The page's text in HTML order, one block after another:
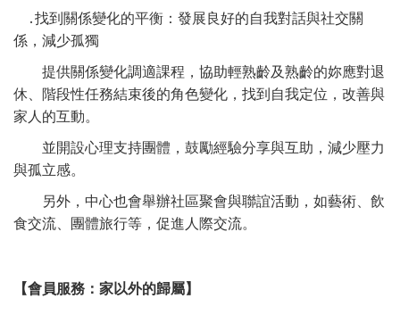
․找到關係變化的平衡：發展良好的自我對話與社交關
係，減少孤獨
提供關係變化調適課程，協助輕熟齡及熟齡的妳應對退
休、階段性任務結束後的角色變化，找到自我定位，改善與
家人的互動。
並開設心理支持團體，鼓勵經驗分享與互助，減少壓力
與孤立感。
另外，中心也會舉辦社區聚會與聯誼活動，如藝術、飲
食交流、團體旅行等，促進人際交流。
【會員服務：家以外的歸屬】